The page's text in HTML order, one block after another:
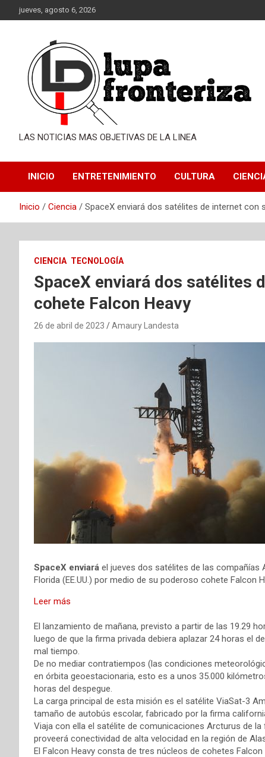
Saltar
al
jueves, agosto 6, 2026
LAS NOTICIAS MAS OBJETIVAS DE LA LINEA
INICIO ENTRETENIMIENTO CULTURA
Inicio Ciencia SpaceX enviará dos satélites de internet con
CIENCIA TECNOLOGÍA
SpaceX enviará dos satélites
cohete Falcon Heavy
26 de abril de 2023 Amaury Landesta
SpaceX enviará el jueves dos satélites de las compañías
Florida (EE.UU.) por medio de su poderoso cohete
Leer más
enviará
dos
satélites
de
internet
con
su
poderoso
cohete
Falcon
Heavy
El lanzamiento de mañana, previsto a partir de las 19.29
luego de que la firma privada debiera aplazar 24 horas el
mal tiempo.
De no mediar contratiempos (las condiciones
en órbita geoestacionaria, esto es a unos 35.000
horas del despegue.
La carga principal de esta misión es el satélite ViaSat-3
tamaño de autobús escolar, fabricado por la firma
Viaja con ella el satélite de comunicaciones Arcturus de
proveerá conectividad de alta velocidad en la región de
El Falcon Heavy consta de tres núcleos de cohetes